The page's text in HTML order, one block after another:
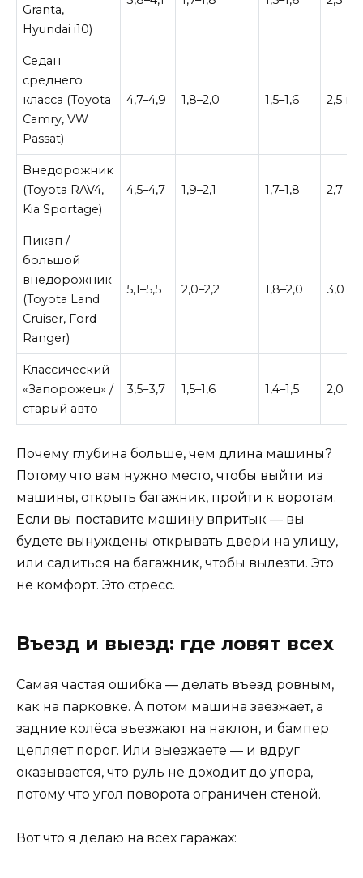
Granta,
Hyundai i10)
Седан
среднего
класса (Toyota
Camry, VW
Passat)
4,7–4,9 1,8–2,0 1,5–1,6 2,5 м
Внедорожник
(Toyota RAV4,
Kia Sportage)
4,5–4,7 1,9–2,1 1,7–1,8 2,7 м
Пикап /
большой
внедорожник
(Toyota Land
Cruiser, Ford
Ranger)
5,1–5,5 2,0–2,2 1,8–2,0 3,0 м
Классический
«Запорожец» /
старый авто
3,5–3,7 1,5–1,6 1,4–1,5 2,0 м
Почему глубина больше, чем длина машины?
Потому что вам нужно место, чтобы выйти из
машины, открыть багажник, пройти к воротам.
Если вы поставите машину впритык — вы
будете вынуждены открывать двери на улицу,
или садиться на багажник, чтобы вылезти. Это
не комфорт. Это стресс.
Въезд и выезд: где ловят всех
Самая частая ошибка — делать въезд ровным,
как на парковке. А потом машина заезжает, а
задние колёса въезжают на наклон, и бампер
цепляет порог. Или выезжаете — и вдруг
оказывается, что руль не доходит до упора,
потому что угол поворота ограничен стеной.
Вот что я делаю на всех гаражах: